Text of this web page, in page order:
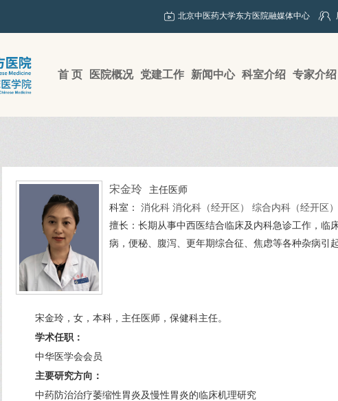
北京中医药大学东方医院融媒体中心
首 页 医院概况 党建工作 新闻中心 科室介绍 专家介绍
宋金玲
主任医师
科室： 消化科 消化科（经开区）
综合内科（经开区）
擅长：长期从事中西医结合临床及内科急诊工作，临
病，便秘、腹泻、更年期综合征、焦虑等各种杂病引
宋金玲，女，本科，主任医师，保健科主任。
学术任职：
中华医学会会员
主要研究方向：
中药防治治疗萎缩性胃炎及慢性胃炎的临床机理研究